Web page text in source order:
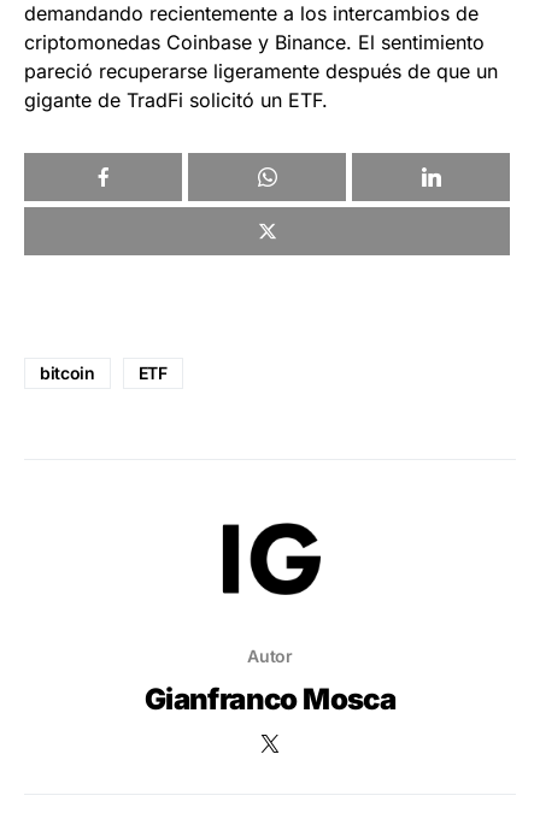
demandando recientemente a los intercambios de
criptomonedas Coinbase y Binance. El sentimiento
pareció recuperarse ligeramente después de que un
gigante de TradFi solicitó un ETF.
bitcoin ETF
Autor
Gianfranco Mosca